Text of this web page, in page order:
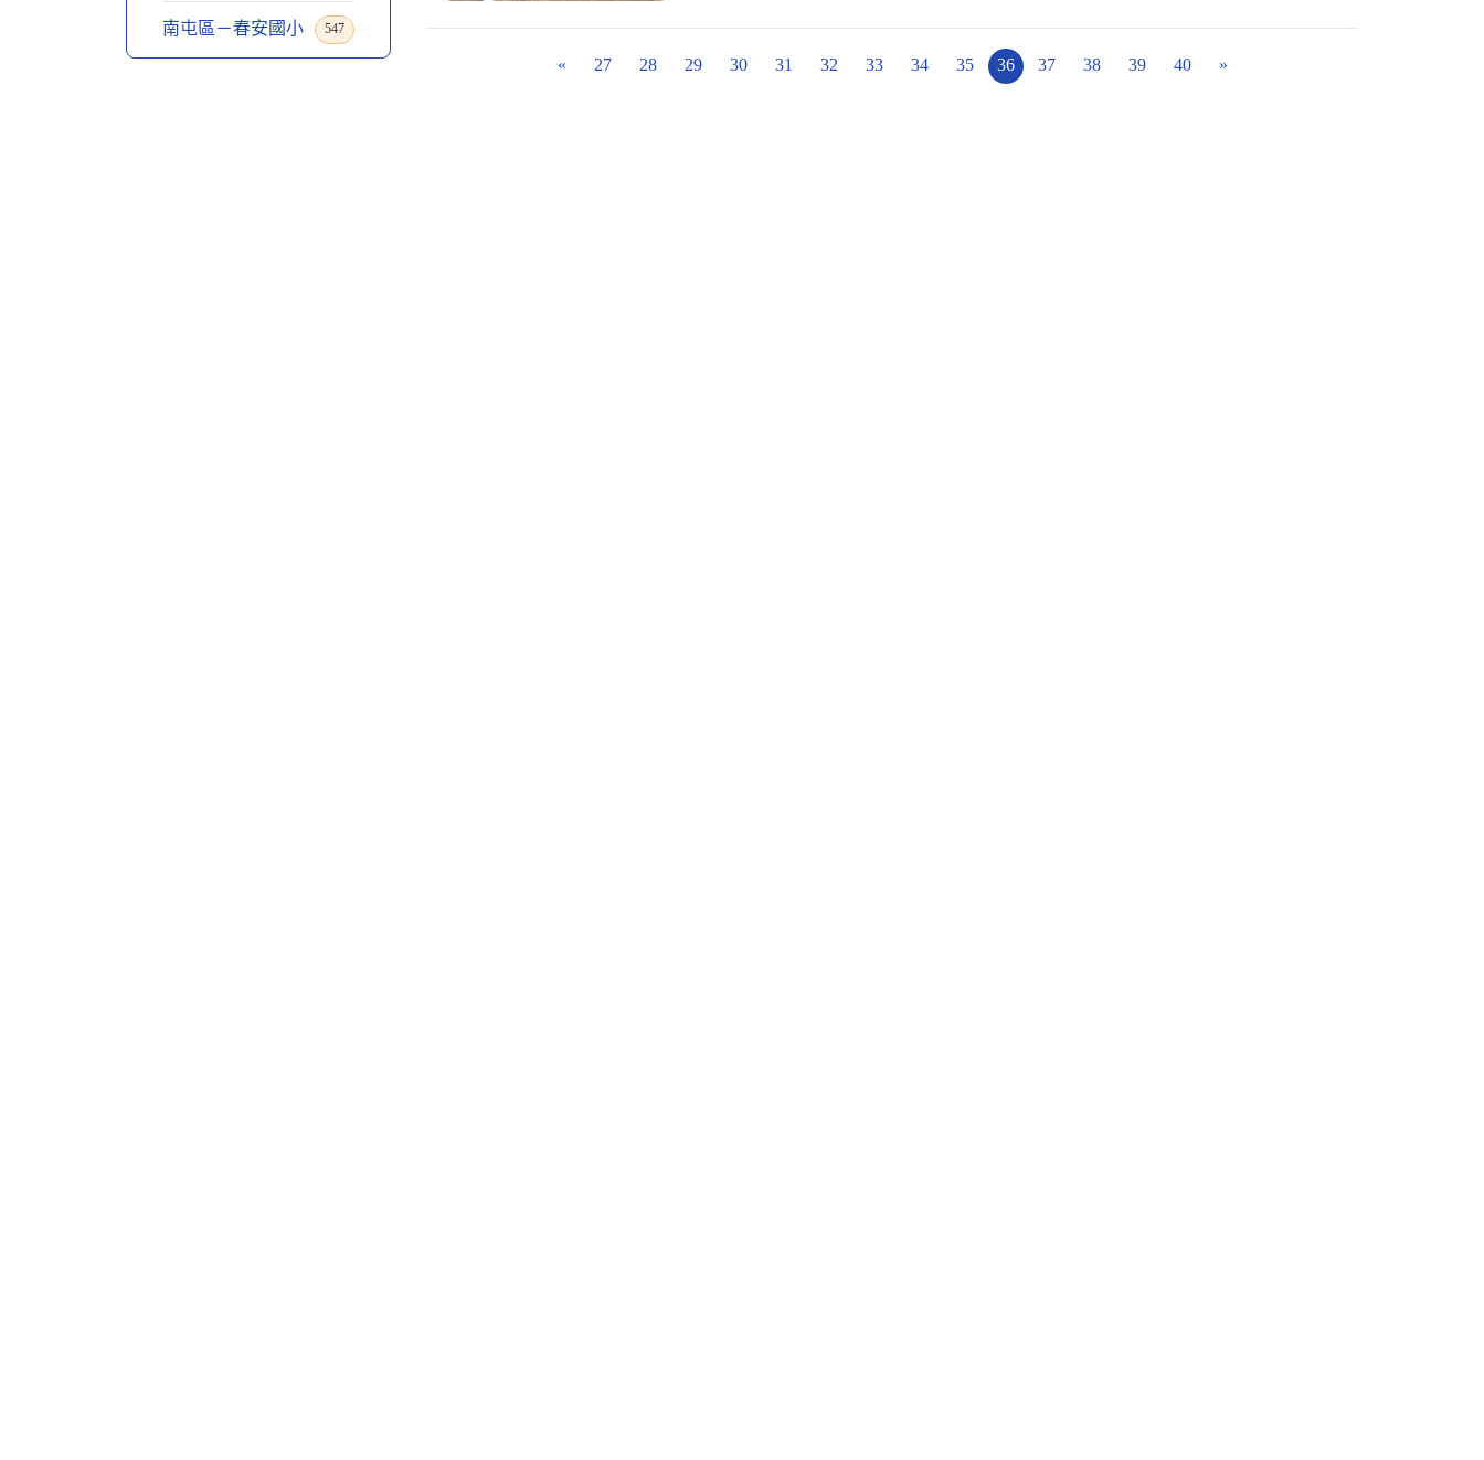
南屯區－春安國小 547
補助。大家的關心是我們持續努力的動力，未來將加強對於午餐供應廠商督導工
人數並完成回報。當通報組回報發現受傷學生，緊急救護組隨即出動搶救，經過檢
傷及包紮，迅速後送就醫。演習過程氣氛逼真，師生動作確實到位。 賴勝豐校長指
« 27 28 29 30 31 32 33 34 35 36 37 38 39 40 »